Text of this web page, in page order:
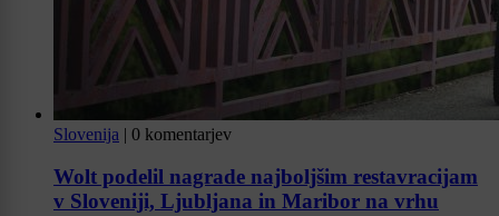
Slovenija | 0 komentarjev
Wolt podelil nagrade najboljšim restavracijam
v Sloveniji, Ljubljana in Maribor na vrhu